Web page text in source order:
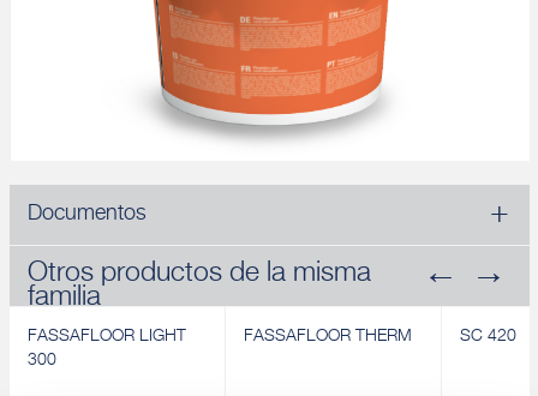
Documentos
Otros productos de la misma
familia
FASSAFLOOR LIGHT
300
FASSAFLOOR THERM SC 420